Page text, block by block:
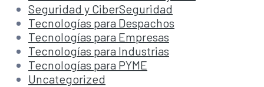
Seguridad y CiberSeguridad
Tecnologías para Despachos
Tecnologías para Empresas
Tecnologías para Industrias
Tecnologías para PYME
Uncategorized